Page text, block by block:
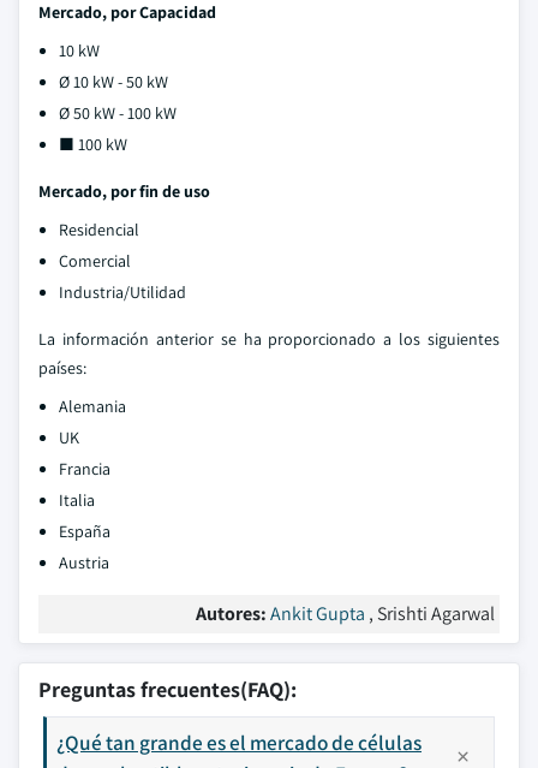
Mercado, por Capacidad
10 kW
Ø 10 kW - 50 kW
Ø 50 kW - 100 kW
■ 100 kW
Mercado, por fin de uso
Residencial
Comercial
Industria/Utilidad
La información anterior se ha proporcionado a los siguientes
países:
Alemania
UK
Francia
Italia
España
Austria
Autores:Ankit Gupta , Srishti Agarwal
Preguntas frecuentes(FAQ):
¿Qué tan grande es el mercado de células